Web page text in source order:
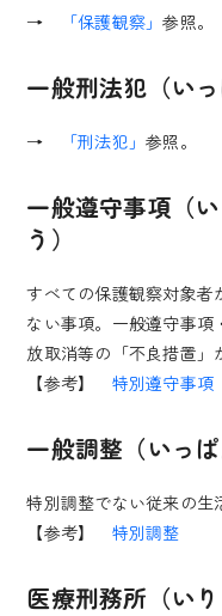
→ 「保護観察」参照。
一般刑法犯（い
→ 「刑法犯」参照。
一般遵守事項（
う）
すべての保護観察対象者
ない事項。一般遵守事項
放取消等の「不良措置」
【参考】 特別遵守事項
一般調整（いっぱ
特別調整でない従来の生
【参考】 特別調整
医療刑務所（い